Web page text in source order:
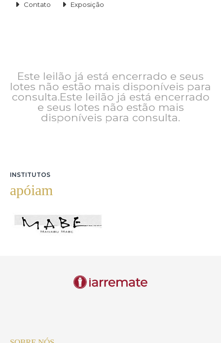
Contato Exposição
Este leilão já está encerrado e seus
lotes não estão mais disponíveis para
consulta.Este leilão já está encerrado
e seus lotes não estão mais
disponíveis para consulta.
INSTITUTOS
apóiam